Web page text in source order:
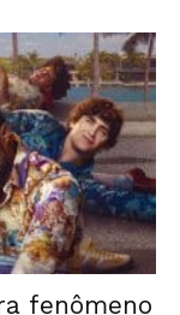
fenômeno